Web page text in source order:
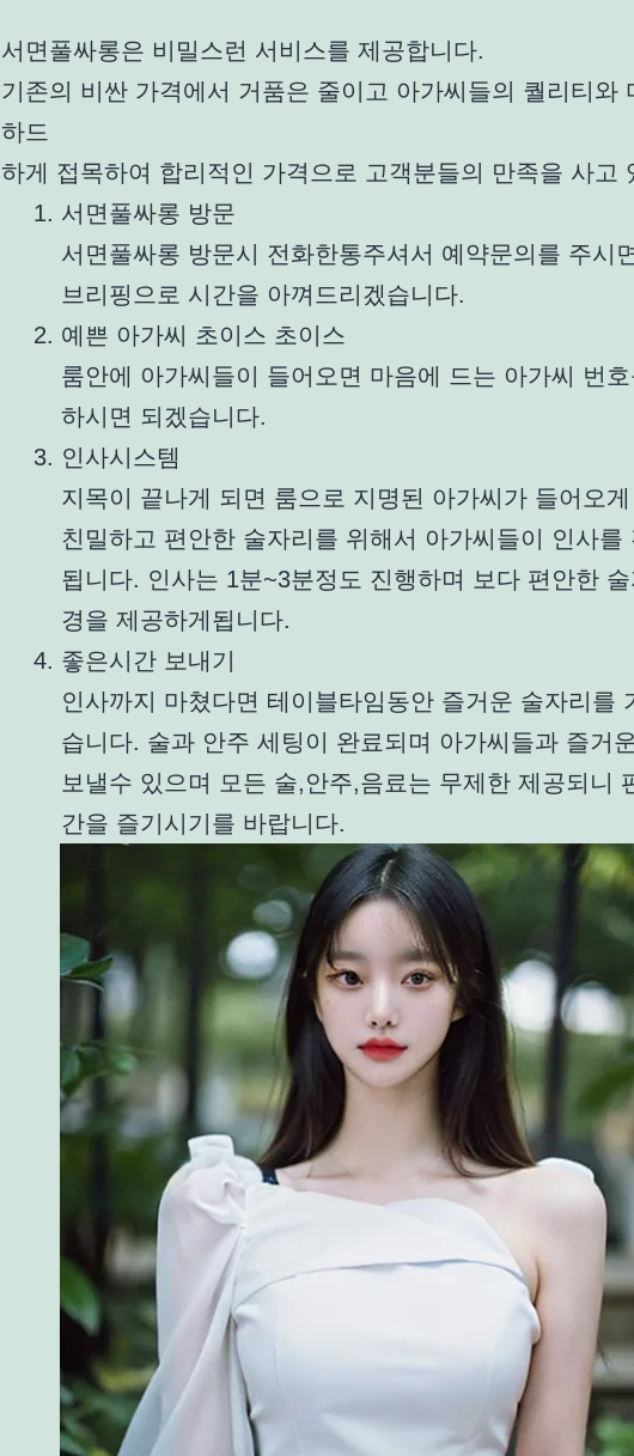
서면풀싸롱은 비밀스런 서비스를 제공합니다.
기존의 비싼 가격에서 거품은 줄이고 아가씨들의 퀄리티와
하드
하게 접목하여 합리적인 가격으로 고객분들의 만족을 사고
서면풀싸롱 방문
서면풀싸롱 방문시 전화한통주셔서 예약문의를 주시
브리핑으로 시간을 아껴드리겠습니다.
예쁜 아가씨 초이스 초이스
룸안에 아가씨들이 들어오면 마음에 드는 아가씨 번
하시면 되겠습니다.
인사시스템
지목이 끝나게 되면 룸으로 지명된 아가씨가 들어오
친밀하고 편안한 술자리를 위해서 아가씨들이 인사를
됩니다. 인사는 1분~3분정도 진행하며 보다 편안한
경을 제공하게됩니다.
좋은시간 보내기
인사까지 마쳤다면 테이블타임동안 즐거운 술자리를
습니다. 술과 안주 세팅이 완료되며 아가씨들과 즐거
보낼수 있으며 모든 술,안주,음료는 무제한 제공되니
간을 즐기시기를 바랍니다.